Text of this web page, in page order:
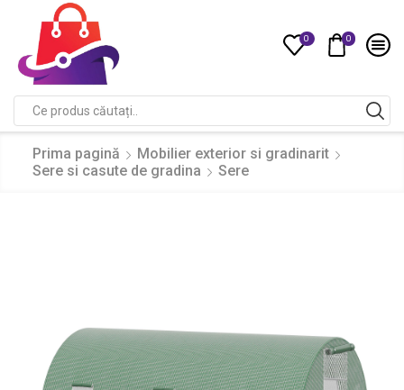
0 0
input
Prima pagină
Mobilier exterior si gradinarit
Sere si casute de gradina
Sere